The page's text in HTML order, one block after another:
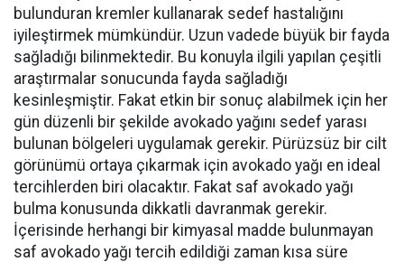
bulunduran kremler kullanarak sedef hastalığını
iyileştirmek mümkündür. Uzun vadede büyük bir fayda
sağladığı bilinmektedir. Bu konuyla ilgili yapılan çeşitli
araştırmalar sonucunda fayda sağladığı
kesinleşmiştir. Fakat etkin bir sonuç alabilmek için her
gün düzenli bir şekilde avokado yağını sedef yarası
bulunan bölgeleri uygulamak gerekir. Pürüzsüz bir cilt
görünümü ortaya çıkarmak için avokado yağı en ideal
tercihlerden biri olacaktır. Fakat saf avokado yağı
bulma konusunda dikkatli davranmak gerekir.
İçerisinde herhangi bir kimyasal madde bulunmayan
saf avokado yağı tercih edildiği zaman kısa süre